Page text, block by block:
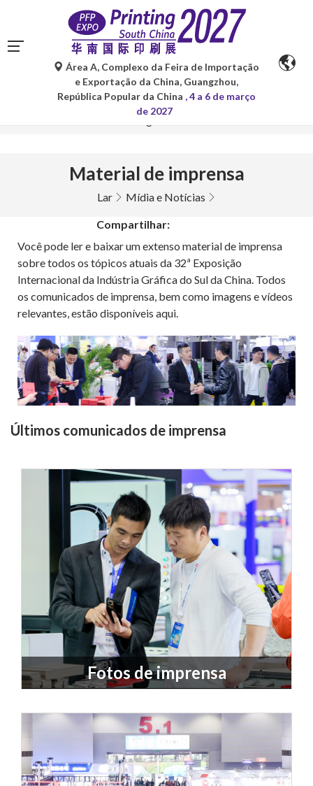
As traduções automáticas do Google Tradutor são apenas
para referência e podem conter imprecisões. Para
quaisquer dúvidas, consulte a versão original no idioma
Área A, Complexo da Feira de Importação
e Exportação da China, Guangzhou,
República Popular da China , 4 a 6 de março
de 2027
Material de imprensa
Lar Mídia e Notícias
Compartilhar:
Você pode ler e baixar um extenso material de imprensa
sobre todos os tópicos atuais da 32ª Exposição
Internacional da Indústria Gráfica do Sul da China. Todos
os comunicados de imprensa, bem como imagens e vídeos
relevantes, estão disponíveis aqui.
Últimos comunicados de imprensa
Fotos de imprensa